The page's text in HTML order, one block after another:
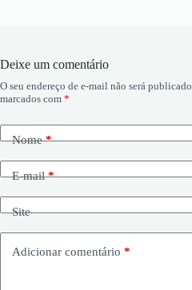
Deixe um comentário
O seu endereço de e-mail não será publicado.
marcados com *
Nome*
E-mail*
Site
Adicionar comentário *